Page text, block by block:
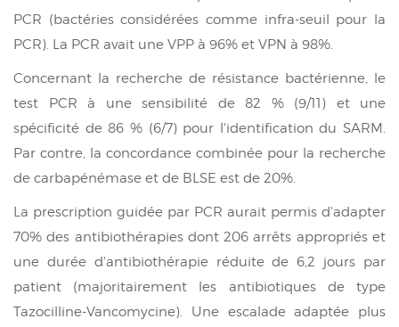
PCR (bactéries considérées comme infra-seuil pour la
PCR). La PCR avait une VPP à 96% et VPN à 98%.
Concernant la recherche de résistance bactérienne, le
test PCR à une sensibilité de 82 % (9/11) et une
spécificité de 86 % (6/7) pour l'identification du SARM.
Par contre, la concordance combinée pour la recherche
de carbapénémase et de BLSE est de 20%.
La prescription guidée par PCR aurait permis d'adapter
70% des antibiothérapies dont 206 arrêts appropriés et
une durée d'antibiothérapie réduite de 6,2 jours par
patient (majoritairement les antibiotiques de type
Tazocilline-Vancomycine). Une escalade adaptée plus